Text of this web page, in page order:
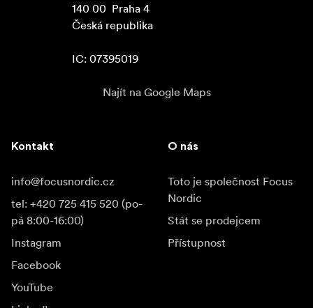
140 00  Praha 4
Česká republika
IC: 07395019
Najít na Google Maps
Kontakt
info@focusnordic.cz
tel: +420 725 415 520 (po-
pá 8:00-16:00)
Instagram
Facebook
YouTube
O nás
Toto je společnost Focus
Nordic
Stát se prodejcem
Přístupnost